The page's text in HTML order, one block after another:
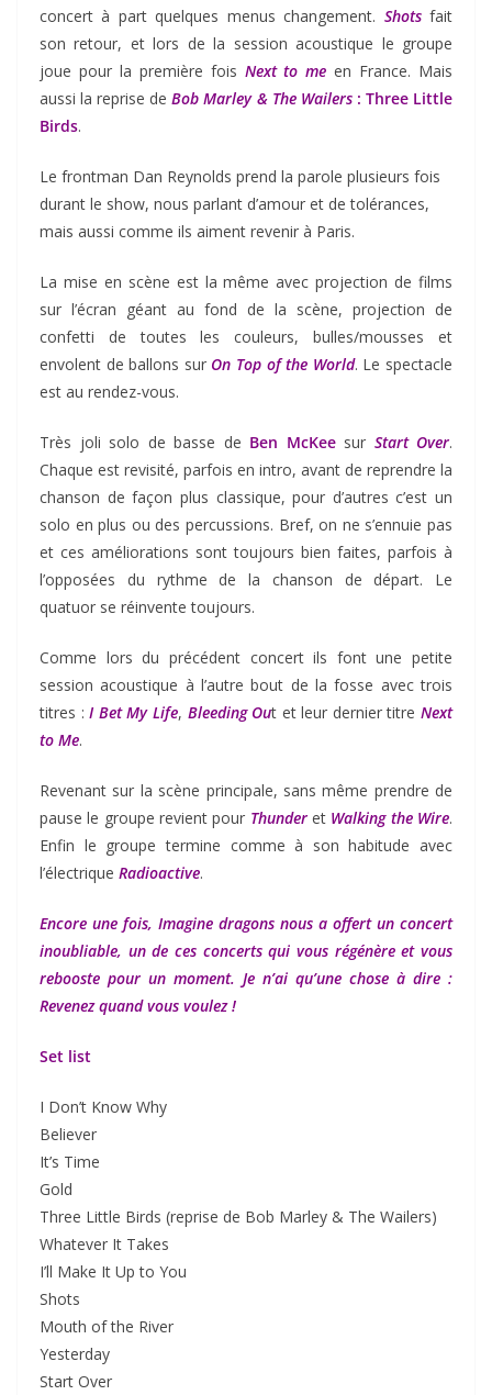
concert à part quelques menus changement. Shotsfait
son retour, et lors de la session acoustique le groupe
joue pour la première fois Next to me en France. Mais
aussi la reprise deBob Marley & The Wailers: Three Little
Birds.
Le frontman Dan Reynolds prend la parole plusieurs fois
durant le show, nous parlant d’amour et de tolérances,
mais aussi comme ils aiment revenir à Paris.
La mise en scène est la même avec projection de films
sur l’écran géant au fond de la scène, projection de
confetti de toutes les couleurs, bulles/mousses et
envolent de ballons surOn Top of the World. Le spectacle
est au rendez-vous.
Très joli solo de basse de Ben McKeesur Start Over.
Chaque est revisité, parfois en intro, avant de reprendre la
chanson de façon plus classique, pour d’autres c’est un
solo en plus ou des percussions. Bref, on ne s’ennuie pas
et ces améliorations sont toujours bien faites, parfois à
l’opposées du rythme de la chanson de départ. Le
quatuor se réinvente toujours.
Comme lors du précédent concert ils font une petite
session acoustique à l’autre bout de la fosse avec trois
titres :I Bet My Life, Bleeding Out et leur dernier titreNext
to Me.
Revenant sur la scène principale, sans même prendre de
pause le groupe revient pour Thunderet Walking the Wire.
Enfin le groupe termine comme à son habitude avec
l’électrique Radioactive.
Encore une fois, Imagine dragons nous a offert un concert
inoubliable, un de ces concerts qui vous régénère et vous
rebooste pour un moment. Je n’ai qu’une chose à dire :
Revenez quand vous voulez !
Set list
I Don’t Know Why
Believer
It’s Time
Gold
Three Little Birds (reprise de Bob Marley & The Wailers)
Whatever It Takes
I’ll Make It Up to You
Shots
Mouth of the River
Yesterday
Start Over